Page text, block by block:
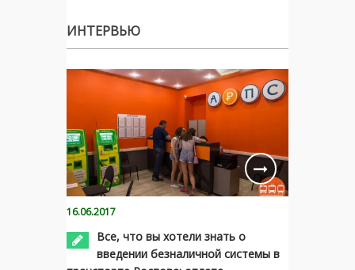
ИНТЕРВЬЮ
16.06.2017
Все, что вы хотели знать о
введении безналичной системы в